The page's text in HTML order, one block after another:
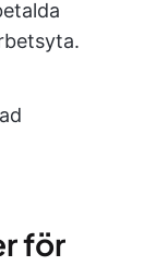
för